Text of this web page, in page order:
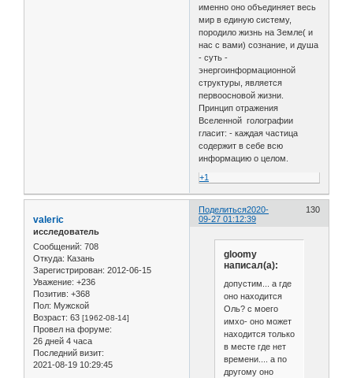
именно оно объединяет весь
мир в единую систему,
породило жизнь на Земле( и
нас с вами) сознание, и душа
- суть -
энергоинформационной
структуры, является
первоосновой жизни.
Принцип отражения
Вселенной голографии
гласит: - каждая частица
содержит в себе всю
информацию о целом.
+1
Поделиться 130
2020-
09-27 01:12:39
valeric
исследователь
Сообщений: 708
Откуда: Казань
Зарегистрирован: 2012-06-15
Уважение: +236
Позитив: +368
Пол: Мужской
Возраст: 63 [1962-08-14]
Провел на форуме:
26 дней 4 часа
Последний визит:
2021-08-19 10:29:45
gloomy
написал(а):
допустим... а где
оно находится
Оль? с моего
имхо- оно может
находится только
в месте где нет
времени.... а по
другому оно